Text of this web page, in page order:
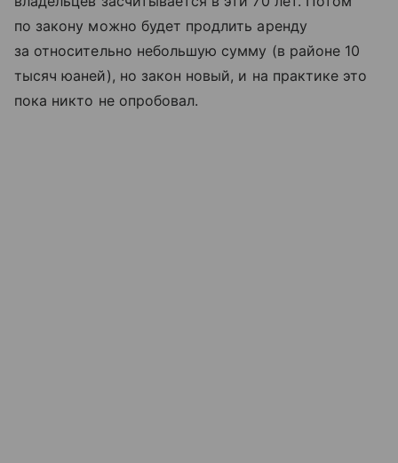
по закону можно будет продлить аренду
за относительно небольшую сумму (в районе 10
тысяч юаней), но закон новый, и на практике это
пока никто не опробовал.